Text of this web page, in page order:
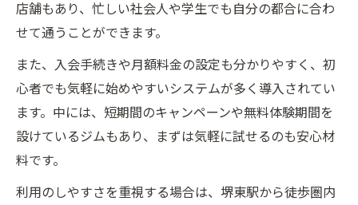
店舗もあり、忙しい社会人や学生でも自分の都合に合わ
せて通うことができます。
また、入会手続きや月額料金の設定も分かりやすく、初
心者でも気軽に始めやすいシステムが多く導入されてい
ます。中には、短期間のキャンペーンや無料体験期間を
設けているジムもあり、まずは気軽に試せるのも安心材
料です。
利用のしやすさを重視する場合は、堺東駅から徒歩圏内